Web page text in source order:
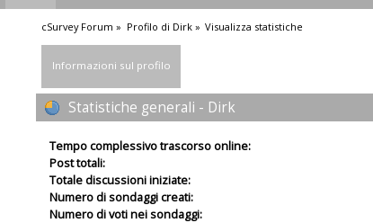
cSurvey Forum » Profilo di Dirk» Visualizza statistiche
Informazioni sul profilo
Statistiche generali - Dirk
Tempo complessivo trascorso online:
Post totali:
Totale discussioni iniziate:
Numero di sondaggi creati:
Numero di voti nei sondaggi: